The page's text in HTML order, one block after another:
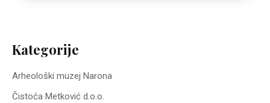
Kategorije
Arheološki muzej Narona
Čistoća Metković d.o.o.